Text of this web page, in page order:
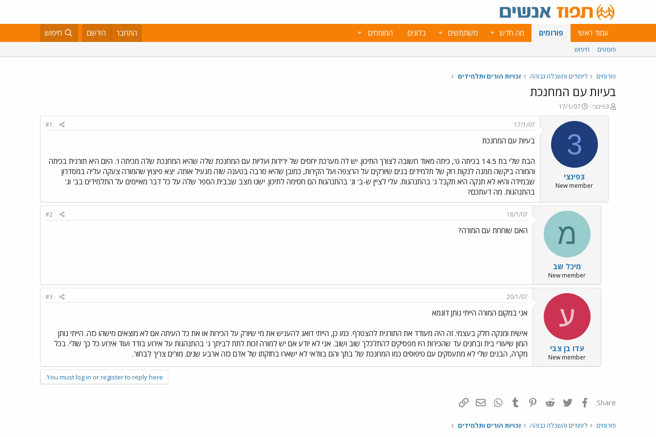
עמוד ראשי פורומים מה חדש משתמשים בלוגים המומחים התחבר הירשם חיפוש
פוסטים חיפוש
פורומים לימודים והשכלה גבוהה זכויות הורים ותלמידים
בעיות עם המחנכת
פ
ו
3פינצי
פ
ו
ר
ם
ב
א
ר
י
17/1/07
3
3פינצי
New member
17/1/07
#1
בעיות עם המחנכת
הבת שלי בת 14.5 בכיתה ט', כיתה מאוד חשובה לצורך התיכון. יש לה מערכת יחסים של ירידות ועליות עם המחנכת שלה שהיא המחנכת שלה מכיתה ו'. היום היא תורנית בכיתה
והמורה ביקשה ממנה לנקות רוק של תלמידים בנים שיורקים על הרצפה ועל הקירות, כמובן שהיא סרבה בטענה שזה מגעיל אותה. יצא פיצוץ שהמורה צעקה עליה במסדרון
שבמידה והיא לא תנקה היא תקבל ג' בהתנהגות. עלי לציין ש-ב' וג' בהתנהגות הם חסימה לתיכון. ישנו מצב שבבית הספר שלה על כל דבר מאיימים על התלמידים בב' וג'
בהתנהגות. מה דעתכם?
מ
מיכל שב
New member
18/1/07
#2
האם שוחחת עם המורה?
ע
עדו בן צבי
New member
20/1/07
#3
אני במקום המורה הייתי נותן דוגמא
אישית ומנקה חלק בעצמי. זה היה מעודד את התורנית להצטרף. כמו כן, הייתי דואג להעניש את מי שיורק על הכירות או את כל העיתה אם לא מוצאים מישהו כזה. הייתי נותן
המון שיעורי בית ובחנים עד שהכירות היו מפסיקים להתלכלך שוב ושוב. אני לא יודע אם יש למורה זכות לתת לביתך ג' בהתנהגות על אירוע בודד ועוד אירוע כל כך שולי. בכל
מקרה, הבנים שלי לא מתעסקים עם טיפוסים כמו המחנכת של בתך והם בוודאי לא ישארו בחזקתו של אדם כזה ארבע שנים. מורים צריך לבחור.
You must log in or register to reply here.
Share: פייסבוק Twitter
Reddit
Pinterest
Tumblr
WhatsAppדואר אלקטרוני
פורומים לימודים והשכלה גבוהה זכויות הורים ותלמידים